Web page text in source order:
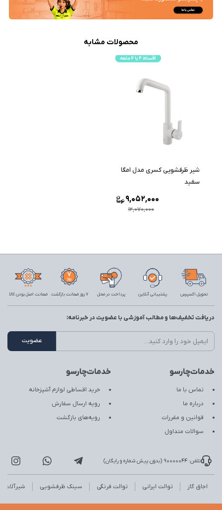
محصولات مشابه
شیر ظرفشویی کسری مدل امگا
سفید
12,070,000
9,052,000
تحویل اکسپرس پشتیبانی آنلاین پرداخت در محل 7 روز ضمانت بازگشت ضمانت اصل بودن کالا
خدمات‌چارسو
تماس با ما
درباره ما
قوانین و مقررات
سوالات متداول
خدمات‌چارسو
خرید اقساطی لوازم آشپزخانه
رویه ارسال سفارش
رویه‌های بازگشت
دریافت تخفیف‌ها و مطالب آموزشی با عضویت در خبرنامه:
تلفن: 90000044 (بدون پیش شماره و رایگان)
اجاق گاز توالت ایرانی توالت فرنگی سینک ظرفشویی شیرآلات